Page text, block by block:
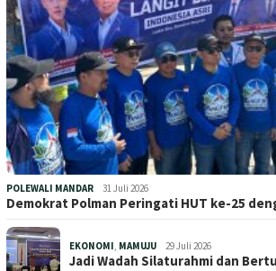
POLEWALI MANDAR 31 Juli 2026
Demokrat Polman Peringati HUT ke-25
EKONOMI, MAMUJU 29 Juli 2026
Jadi Wadah Silaturahmi dan